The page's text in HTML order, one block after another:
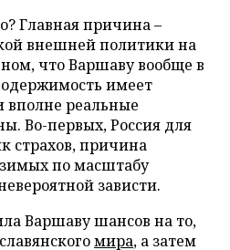
Главная причина –
внешней политики на
что Варшаву вообще в
имеет
вполне реальные
Во-первых, Россия для
страхов, причина
по масштабу
зависти.
Варшаву шансов на то,
мира, а затем